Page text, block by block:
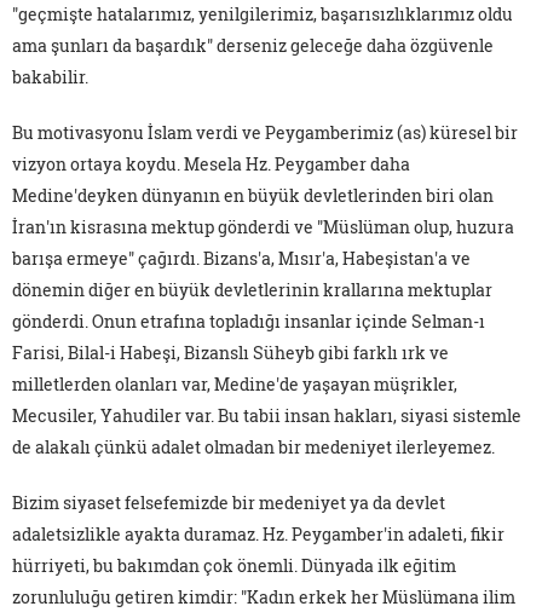
"geçmişte hatalarımız, yenilgilerimiz, başarısızlıklarımız oldu
ama şunları da başardık" derseniz geleceğe daha özgüvenle
bakabilir.
Bu motivasyonu İslam verdi ve Peygamberimiz (as) küresel bir
vizyon ortaya koydu. Mesela Hz. Peygamber daha
Medine'deyken dünyanın en büyük devletlerinden biri olan
İran'ın kisrasına mektup gönderdi ve "Müslüman olup, huzura
barışa ermeye" çağırdı. Bizans'a, Mısır'a, Habeşistan'a ve
dönemin diğer en büyük devletlerinin krallarına mektuplar
gönderdi. Onun etrafına topladığı insanlar içinde Selman-ı
Farisi, Bilal-i Habeşi, Bizanslı Süheyb gibi farklı ırk ve
milletlerden olanları var, Medine'de yaşayan müşrikler,
Mecusiler, Yahudiler var. Bu tabii insan hakları, siyasi sistemle
de alakalı çünkü adalet olmadan bir medeniyet ilerleyemez.
Bizim siyaset felsefemizde bir medeniyet ya da devlet
adaletsizlikle ayakta duramaz. Hz. Peygamber'in adaleti, fikir
hürriyeti, bu bakımdan çok önemli. Dünyada ilk eğitim
zorunluluğu getiren kimdir: "Kadın erkek her Müslümana ilim